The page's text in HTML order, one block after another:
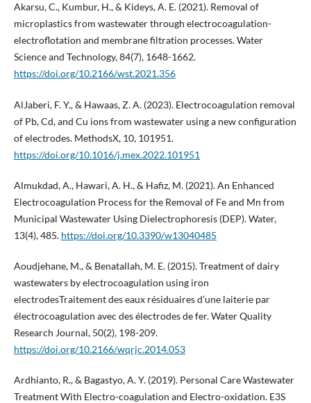
Akarsu, C., Kumbur, H., & Kideys, A. E. (2021). Removal of
microplastics from wastewater through electrocoagulation-
electroflotation and membrane filtration processes. Water
Science and Technology, 84(7), 1648-1662.
https://doi.org/10.2166/wst.2021.356
AlJaberi, F. Y., & Hawaas, Z. A. (2023). Electrocoagulation removal
of Pb, Cd, and Cu ions from wastewater using a new configuration
of electrodes. MethodsX, 10, 101951.
https://doi.org/10.1016/j.mex.2022.101951
Almukdad, A., Hawari, A. H., & Hafiz, M. (2021). An Enhanced
Electrocoagulation Process for the Removal of Fe and Mn from
Municipal Wastewater Using Dielectrophoresis (DEP). Water,
13(4), 485. https://doi.org/10.3390/w13040485
Aoudjehane, M., & Benatallah, M. E. (2015). Treatment of dairy
wastewaters by electrocoagulation using iron
electrodesTraitement des eaux résiduaires d’une laiterie par
électrocoagulation avec des électrodes de fer. Water Quality
Research Journal, 50(2), 198-209.
https://doi.org/10.2166/wqrjc.2014.053
Ardhianto, R., & Bagastyo, A. Y. (2019). Personal Care Wastewater
Treatment With Electro-coagulation and Electro-oxidation. E3S